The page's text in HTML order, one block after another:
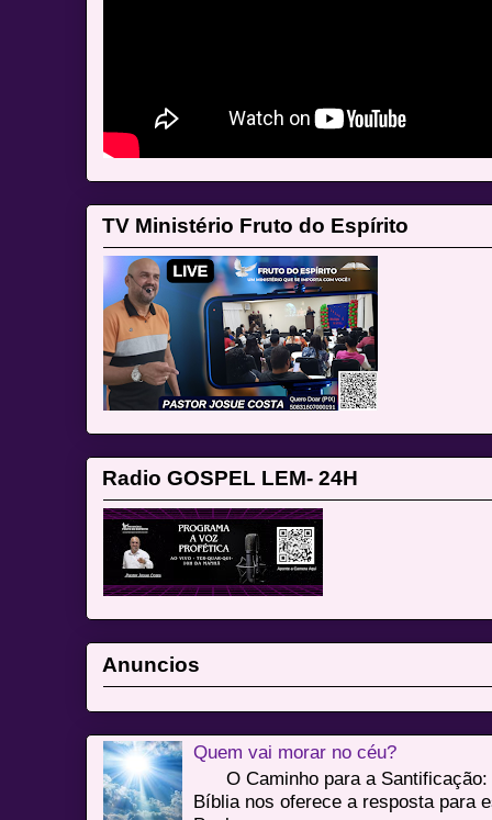
TV Ministério Fruto do Espírito
Radio GOSPEL LEM- 24H
Anuncios
Quem vai morar no céu?
O Caminho para a Santificação:
Bíblia nos oferece a resposta para